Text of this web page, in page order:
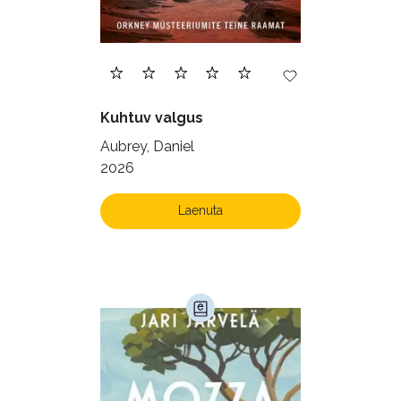
Ilukirjandus (4259)
Krimi ja põnevik (1287)
Kultuur ja teadus (45)
Kunst ja looming (86)
Laste- ja noortekirjandus (582)
Loodusteadus (32)
Maamajandus (24)
Majandus (34)
Perioodika (15)
Kuhtuv valgus
Aubrey, Daniel
2026
Laenuta